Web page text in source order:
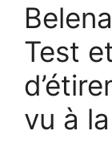
Test
vu à